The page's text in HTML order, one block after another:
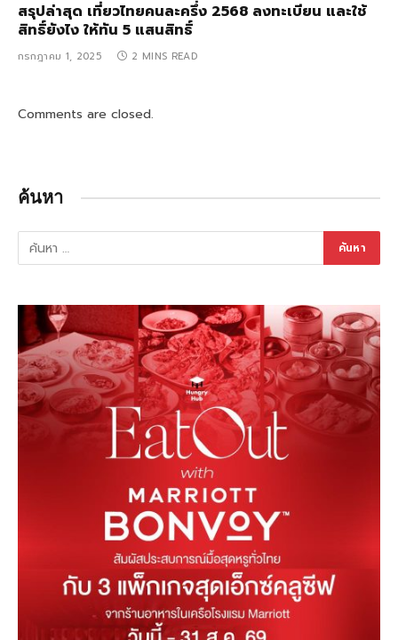
สรุปล่าสุด เที่ยวไทยคนละครึ่ง 2568 ลงทะเบียน และใช้
สิทธิ์ยังไง ให้ทัน 5 แสนสิทธิ์
กรกฎาคม 1, 2025 2 MINS READ
Comments are closed.
ค้นหา